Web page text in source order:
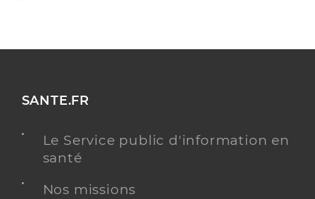
SANTE.FR
Le Service public d'information en
santé
Nos missions